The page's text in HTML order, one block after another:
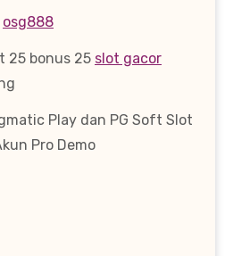
osg888
25 bonus 25 slot gacor
Play dan PG Soft Slot
Pro Demo